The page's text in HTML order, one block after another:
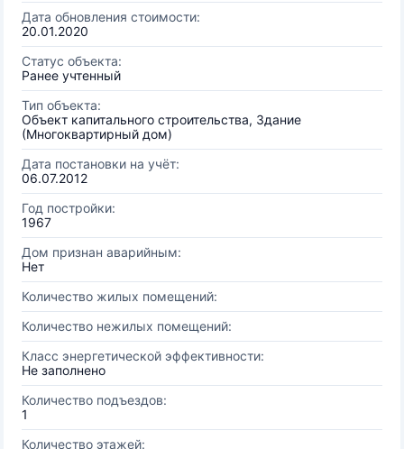
Дата обновления стоимости:
20.01.2020
Статус объекта:
Ранее учтенный
Тип объекта:
Объект капитального строительства, Здание
(Многоквартирный дом)
Дата постановки на учёт:
06.07.2012
Год постройки:
1967
Дом признан аварийным:
Нет
Количество жилых помещений:
Количество нежилых помещений:
Класс энергетической эффективности:
Не заполнено
Количество подъездов:
1
Количество этажей: